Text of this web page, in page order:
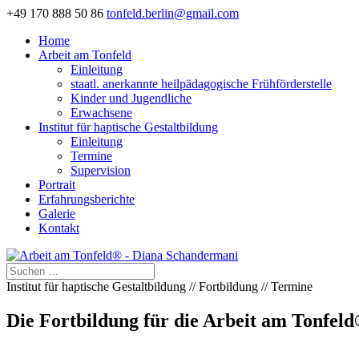
+49 170 888 50 86 tonfeld.berlin@gmail.com
Home
Arbeit am Tonfeld
Einleitung
staatl. anerkannte heilpädagogische Frühförderstelle
Kinder und Jugendliche
Erwachsene
Institut für haptische Gestaltbildung
Einleitung
Termine
Supervision
Portrait
Erfahrungsberichte
Galerie
Kontakt
Institut für haptische Gestaltbildung // Fortbildung // Termine
Die Fortbildung für die Arbeit am